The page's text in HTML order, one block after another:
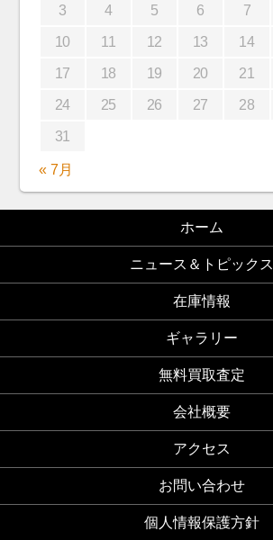
3 4 5 6 7
10 11 12 13 14
17 18 19 20 21
24 25 26 27 28
31
« 7月
ホーム
ニュース＆トピックス
在庫情報
ギャラリー
無料買取査定
会社概要
アクセス
お問い合わせ
個人情報保護方針